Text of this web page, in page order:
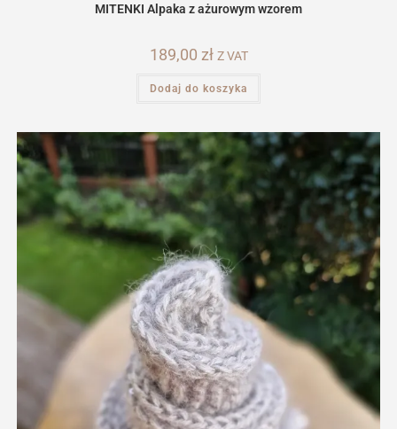
MITENKI Alpaka z ażurowym wzorem
189,00 zł Z VAT
Dodaj do koszyka